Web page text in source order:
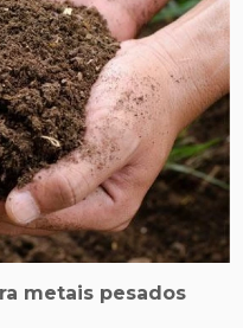
metais pesados